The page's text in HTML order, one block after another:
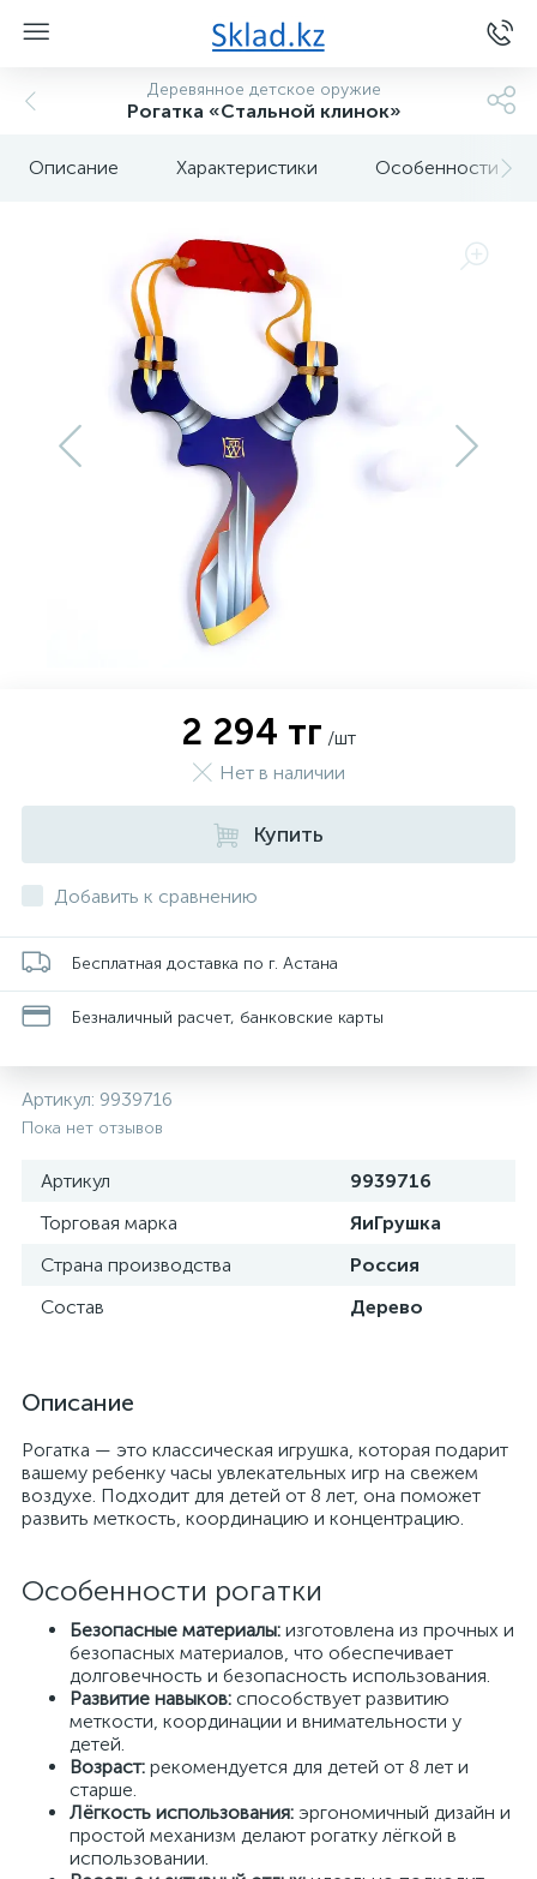
Деревянное детское оружие
Рогатка «Стальной клинок»
Описание Характеристики Особенности
2 294 тг /шт
Нет в наличии
Купить
Добавить к сравнению
Бесплатная доставка по г. Астана
Безналичный расчет, банковские карты
Артикул: 9939716
Пока нет отзывов
Артикул
9939716
Торговая марка
ЯиГрушка
Страна производства
Россия
Состав
Дерево
Описание
Рогатка — это классическая игрушка, которая подарит
вашему ребенку часы увлекательных игр на свежем
воздухе. Подходит для детей от 8 лет, она поможет
развить меткость, координацию и концентрацию.
Особенности рогатки
Безопасные материалы: изготовлена из прочных и
безопасных материалов, что обеспечивает
долговечность и безопасность использования.
Развитие навыков: способствует развитию
меткости, координации и внимательности у
детей.
Возраст: рекомендуется для детей от 8 лет и
старше.
Лёгкость использования: эргономичный дизайн и
простой механизм делают рогатку лёгкой в
использовании.